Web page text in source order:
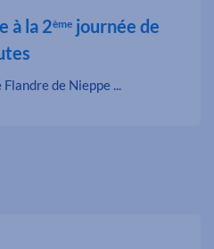
à la 2ème journée de
de Nieppe ...